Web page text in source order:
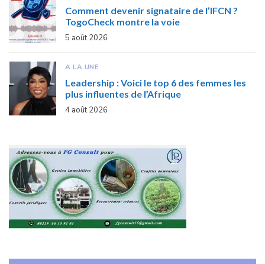
Comment devenir signataire de l’IFCN ?
TogoCheck montre la voie
5 août 2026
A LA UNE
Leadership : Voici le top 6 des femmes les
plus influentes de l’Afrique
4 août 2026